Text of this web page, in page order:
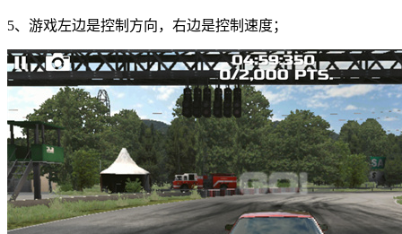
5、游戏左边是控制方向，右边是控制速度；